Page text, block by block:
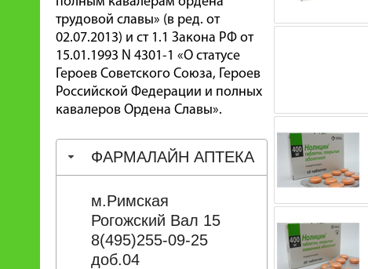
трудовой славы» (в ред. от
02.07.2013) и ст 1.1 Закона РФ от
15.01.1993 N 4301-1 «О статусе
Героев Советского Союза, Героев
Российской Федерации и полных
кавалеров Ордена Славы».
ФАРМАЛАЙН АПТЕКА
м.Римская
Рогожский Вал 15
8(495)255-09-25
доб.04